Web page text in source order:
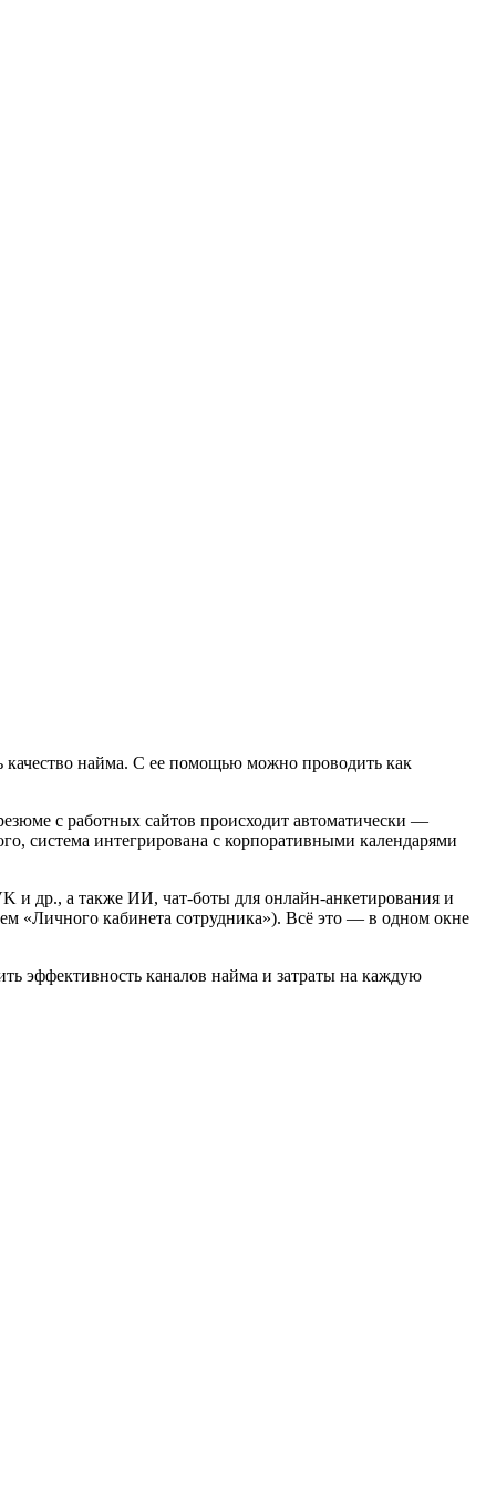
качество найма. С ее помощью можно проводить как
с работных сайтов происходит автоматически —
система интегрирована с корпоративными календарями
и др., а также ИИ, чат-боты для онлайн-анкетирования и
«Личного кабинета сотрудника»). Всё это — в одном окне
эффективность каналов найма и затраты на каждую